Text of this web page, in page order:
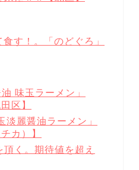
す！。「のどぐろ」
味玉ラーメン」
区】
麗醤油ラーメン」
カ）】
く。期待値を超え